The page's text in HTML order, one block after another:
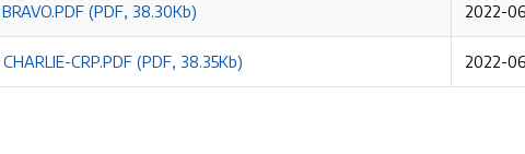
(PDF, 38.30Kb) 2022-
CRP.PDF (PDF, 38.35Kb) 2022-